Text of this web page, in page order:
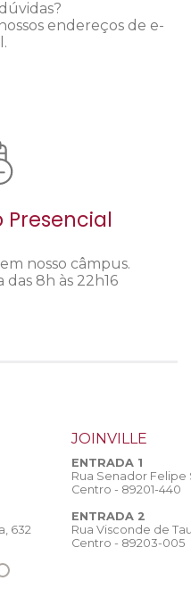
endereços de e-
nosso câmpus.
8h às 22h16
632
JOINVILLE
ENTRADA 1
Rua Senador
Centro - 89201-440
ENTRADA 2
Rua Visconde de
Centro - 89203-005